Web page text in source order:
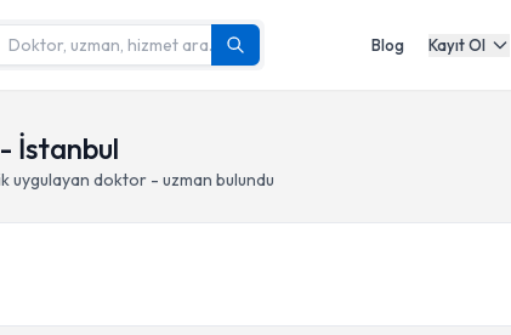
Blog Kayıt Ol
İstanbul
uygulayan doktor - uzman bulundu